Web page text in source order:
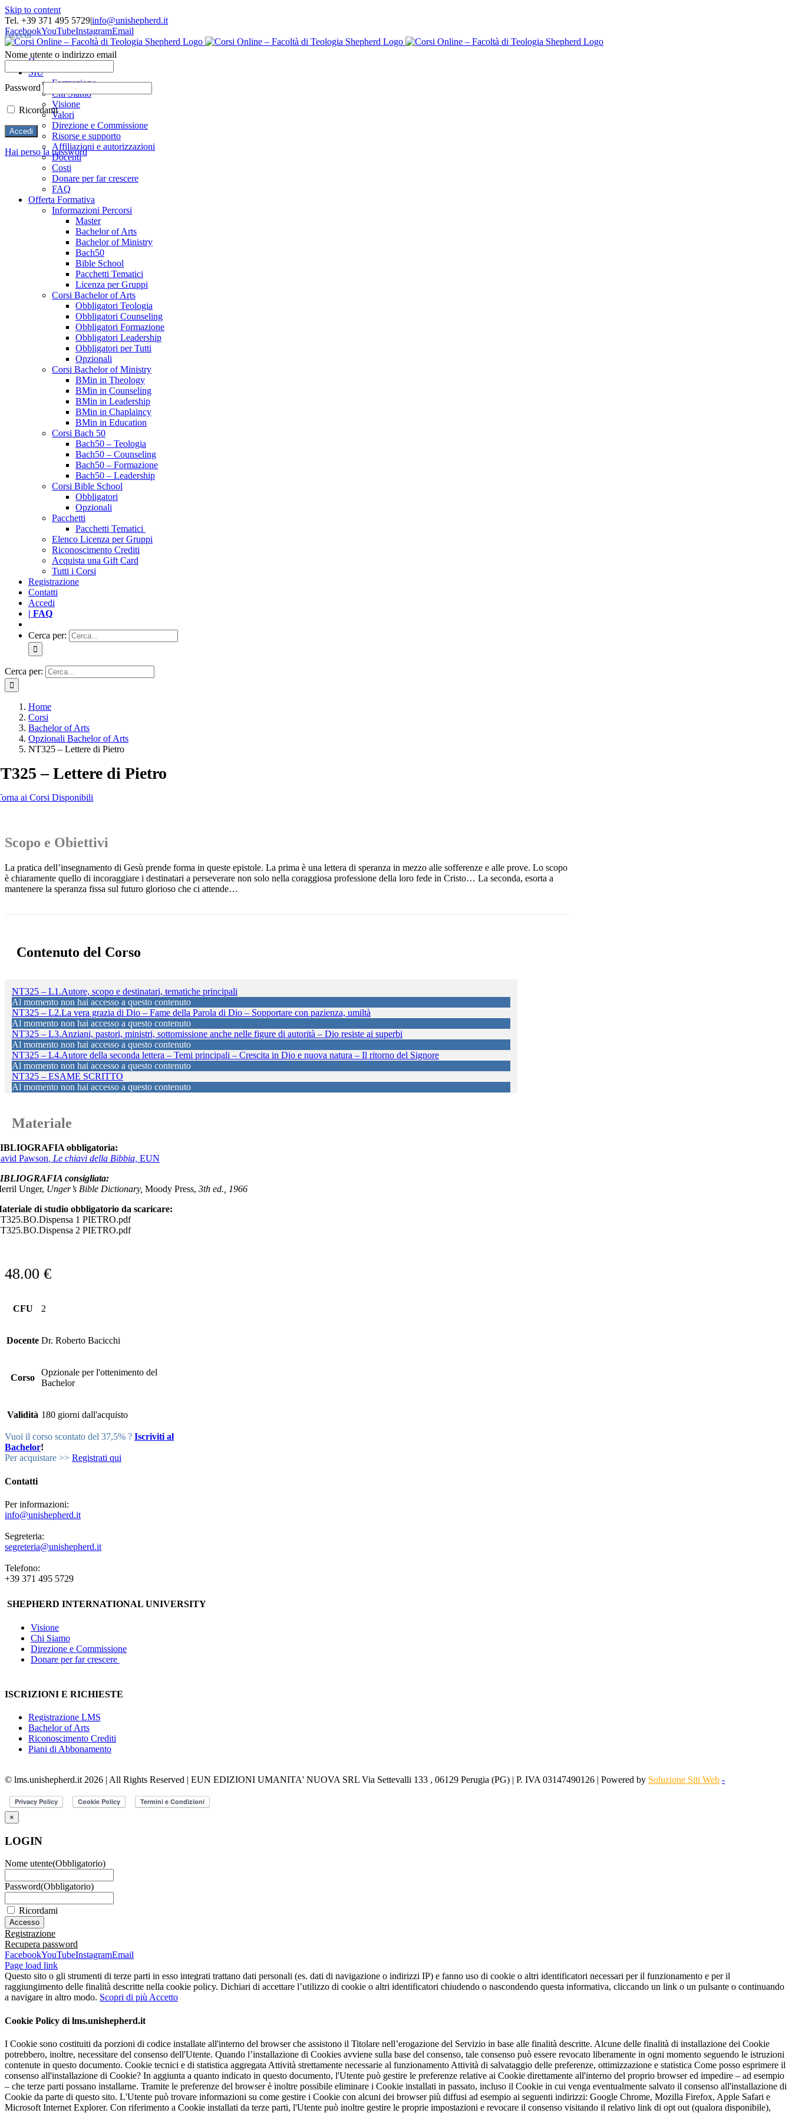
Skip to content
Tel. +39 371 495 5729|info@unishepherd.it
FacebookYouTubeInstagramEmail
Home
SIU
Formazione
Chi Siamo
Visione
Valori
Direzione e Commissione
Risorse e supporto
Affiliazioni e autorizzazioni
Docenti
Costi
Donare per far crescere
FAQ
Offerta Formativa
Informazioni Percorsi
Master
Bachelor of Arts
Bachelor of Ministry
Bach50
Bible School
Pacchetti Tematici
Licenza per Gruppi
Corsi Bachelor of Arts
Obbligatori Teologia
Obbligatori Counseling
Obbligatori Formazione
Obbligatori Leadership
Obbligatori per Tutti
Opzionali
Corsi Bachelor of Ministry
BMin in Theology
BMin in Counseling
BMin in Leadership
BMin in Chaplaincy
BMin in Education
Corsi Bach 50
Bach50 – Teologia
Bach50 – Counseling
Bach50 – Formazione
Bach50 – Leadership
Corsi Bible School
Obbligatori
Opzionali
Pacchetti
Pacchetti Tematici
Elenco Licenza per Gruppi
Riconoscimento Crediti
Acquista una Gift Card
Tutti i Corsi
Registrazione
Contatti
Accedi
| FAQ
Cerca per:
Cerca per:
Home
Corsi
Bachelor of Arts
Opzionali Bachelor of Arts
NT325 – Lettere di Pietro
– Lettere di Pietro
ai Corsi Disponibili
Scopo e Obiettivi
La pratica dell’insegnamento di Gesù prende forma in queste epistole. La prima è una lettera di speranza in mezzo alle sofferenze e alle prove. Lo scopo
è chiaramente quello di incoraggiare i destinatari a perseverare non solo nella coraggiosa professione della loro fede in Cristo… La seconda, esorta a
mantenere la speranza fissa sul futuro glorioso che ci attende…
Contenuto del Corso
NT325 – L1.Autore, scopo e destinatari, tematiche principali
Al momento non hai accesso a questo contenuto
NT325 – L2.La vera grazia di Dio – Fame della Parola di Dio – Sopportare con pazienza, umiltà
Al momento non hai accesso a questo contenuto
NT325 – L3.Anziani, pastori, ministri, sottomissione anche nelle figure di autorità – Dio resiste ai superbi
Al momento non hai accesso a questo contenuto
NT325 – L4.Autore della seconda lettera – Temi principali – Crescita in Dio e nuova natura – Il ritorno del Signore
Al momento non hai accesso a questo contenuto
NT325 – ESAME SCRITTO
Al momento non hai accesso a questo contenuto
Materiale
obbligatoria:
Pawson, Le chiavi della Bibbia, EUN
consigliata:
Unger, Unger’s Bible Dictionary, Moody Press, 3th ed., 1966
di studio obbligatorio da scaricare:
1 PIETRO.pdf
2 PIETRO.pdf
48.00 €
CFU 2
Docente Dr. Roberto Bacicchi
Corso
Opzionale per l'ottenimento del
Bachelor
Validità 180 giorni dall'acquisto
Vuoi il corso scontato del 37,5% ? Iscriviti al
Bachelor!
Per acquistare >> Registrati qui
Contatti
Per informazioni:
info@unishepherd.it
Segreteria:
segreteria@unishepherd.it
Telefono:
+39 371 495 5729
SHEPHERD INTERNATIONAL UNIVERSITY
Visione
Chi Siamo
Direzione e Commissione
Donare per far crescere
ISCRIZIONI E RICHIESTE
Registrazione LMS
Bachelor of Arts
Riconoscimento Crediti
Piani di Abbonamento
© lms.unishepherd.it 2026 | All Rights Reserved | EUN EDIZIONI UMANITA' NUOVA SRL Via Settevalli 133 , 06129 Perugia (PG) | P. IVA 03147490126 | Powered by Soluzione Siti Web -
×
LOGIN
Nome utente(Obbligatorio)
Password(Obbligatorio)
Ricordami
Registrazione
Recupera password
FacebookYouTubeInstagramEmail
Page load link
Questo sito o gli strumenti di terze parti in esso integrati trattano dati personali (es. dati di navigazione o indirizzi IP) e fanno uso di cookie o altri identificatori necessari per il funzionamento e per il
raggiungimento delle finalità descritte nella cookie policy. Dichiari di accettare l’utilizzo di cookie o altri identificatori chiudendo o nascondendo questa informativa, cliccando un link o un pulsante o continuando
a navigare in altro modo. Scopri di piùAccetto
Cookie Policy di lms.unishepherd.it
I Cookie sono costituiti da porzioni di codice installate all'interno del browser che assistono il Titolare nell’erogazione del Servizio in base alle finalità descritte. Alcune delle finalità di installazione dei Cookie
potrebbero, inoltre, necessitare del consenso dell'Utente. Quando l’installazione di Cookies avviene sulla base del consenso, tale consenso può essere revocato liberamente in ogni momento seguendo le istruzioni
contenute in questo documento. Cookie tecnici e di statistica aggregata Attività strettamente necessarie al funzionamento Attività di salvataggio delle preferenze, ottimizzazione e statistica Come posso esprimere il
consenso all'installazione di Cookie? In aggiunta a quanto indicato in questo documento, l'Utente può gestire le preferenze relative ai Cookie direttamente all'interno del proprio browser ed impedire – ad esempio
– che terze parti possano installarne. Tramite le preferenze del browser è inoltre possibile eliminare i Cookie installati in passato, incluso il Cookie in cui venga eventualmente salvato il consenso all'installazione di
Cookie da parte di questo sito. L'Utente può trovare informazioni su come gestire i Cookie con alcuni dei browser più diffusi ad esempio ai seguenti indirizzi: Google Chrome, Mozilla Firefox, Apple Safari e
Microsoft Internet Explorer. Con riferimento a Cookie installati da terze parti, l'Utente può inoltre gestire le proprie impostazioni e revocare il consenso visitando il relativo link di opt out (qualora disponibile),
Accedi
Nome utente o indirizzo email
Password
Ricordami
Hai perso la password